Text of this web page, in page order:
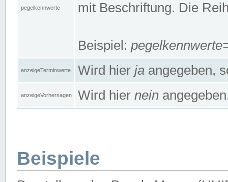
pegelkennwerte
mit Beschriftung. Die
Beispiel:
anzeigeTerminwerte Wird hier ja angegeben,
anzeigeVorhersagen Wird hier nein
Beispiele